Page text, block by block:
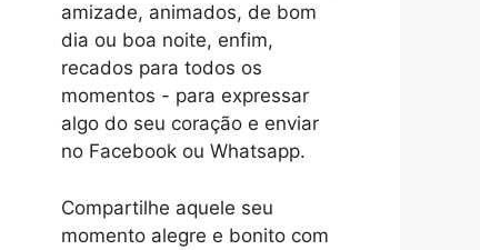
amizade, animados, de bom
dia ou boa noite, enfim,
recados para todos os
momentos - para expressar
algo do seu coração e enviar
no Facebook ou Whatsapp.
Compartilhe aquele seu
momento alegre e bonito com